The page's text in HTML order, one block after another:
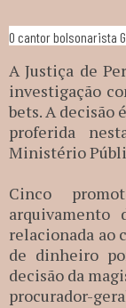
O cantor bolsonarista
A Justiça de
investigação
bets. A decisão
proferida
Ministério
Cinco
arquivamento
relacionada ao
de dinheiro
decisão da
procurador-